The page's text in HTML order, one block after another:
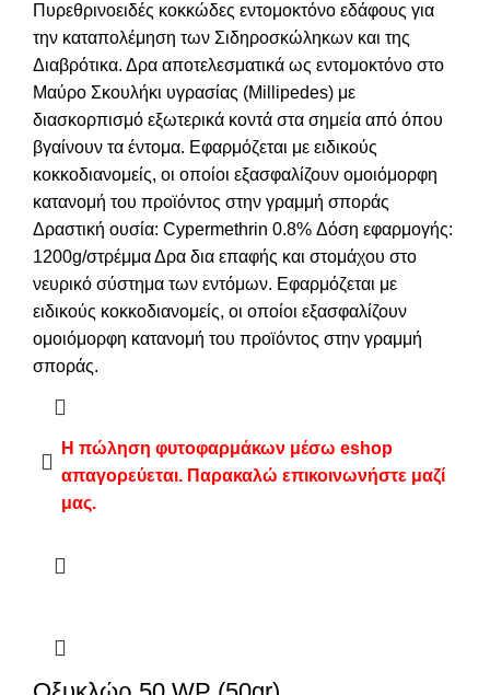
Πυρεθρινοειδές κοκκώδες εντομοκτόνο εδάφους για
την καταπολέμηση των Σιδηροσκώληκων και της
Διαβρότικα. Δρα αποτελεσματικά ως εντομοκτόνο στο
Μαύρο Σκουλήκι υγρασίας (Millipedes) με
διασκορπισμό εξωτερικά κοντά στα σημεία από όπου
βγαίνουν τα έντομα. Εφαρμόζεται με ειδικούς
κοκκοδιανομείς, οι οποίοι εξασφαλίζουν ομοιόμορφη
κατανομή του προϊόντος στην γραμμή σποράς
Δραστική ουσία: Cypermethrin 0.8% Δόση εφαρμογής:
1200g/στρέμμα Δρα δια επαφής και στομάχου στο
νευρικό σύστημα των εντόμων. Εφαρμόζεται με
ειδικούς κοκκοδιανομείς, οι οποίοι εξασφαλίζουν
ομοιόμορφη κατανομή του προϊόντος στην γραμμή
σποράς.
Η πώληση φυτοφαρμάκων μέσω eshop
απαγορεύεται. Παρακαλώ επικοινωνήστε μαζί
μας.